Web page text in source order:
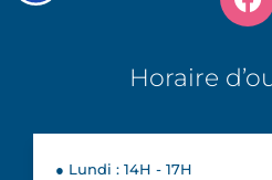
Horaire
● Lundi : 14H - 17H